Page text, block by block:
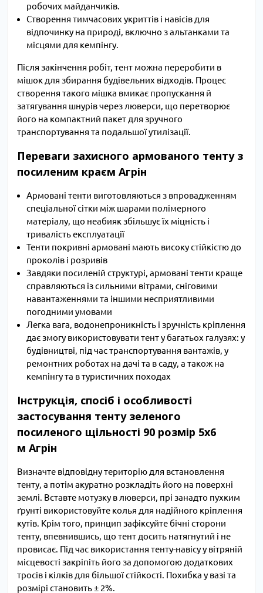
робочих майданчиків.
Створення тимчасових укриттів і навісів для
відпочинку на природі, включно з альтанками та
місцями для кемпінгу.
Після закінчення робіт, тент можна переробити в
мішок для збирання будівельних відходів. Процес
створення такого мішка вмикає пропускання й
затягування шнурів через люверси, що перетворює
його на компактний пакет для зручного
транспортування та подальшої утилізації.
Переваги захисного армованого тенту з
посиленим краєм Агрін
Армовані тенти виготовляються з впровадженням
спеціальної сітки між шарами полімерного
матеріалу, що неабияк збільшує їх міцність і
тривалість експлуатації
Тенти покривні армовані мають високу стійкістю до
проколів і розривів
Завдяки посиленій структурі, армовані тенти краще
справляються із сильними вітрами, сніговими
навантаженнями та іншими несприятливими
погодними умовами
Легка вага, водонепроникність і зручність кріплення
дає змогу використовувати тент у багатьох галузях: у
будівництві, під час транспортування вантажів, у
ремонтних роботах на дачі та в саду, а також на
кемпінгу та в туристичних походах
Інструкція, спосіб і особливості
застосування тенту зеленого
посиленого щільності 90 розмір 5х6
м Агрін
Визначте відповідну територію для встановлення
тенту, а потім акуратно розкладіть його на поверхні
землі. Вставте мотузку в люверси, прі занадто пухким
ґрунті використовуйте колья для надійного кріплення
кутів. Крім того, принцип зафіксуйте бічні сторони
тенту, впевнившись, що тент досить натягнутий і не
провисає. Під час використання тенту-навісу у вітряній
місцевості закріпіть його за допомогою додаткових
тросів і кілків для більшої стійкості. Похибка у вазі та
розмірі становить ± 2%.